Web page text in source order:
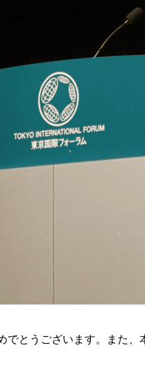
とうございます。また